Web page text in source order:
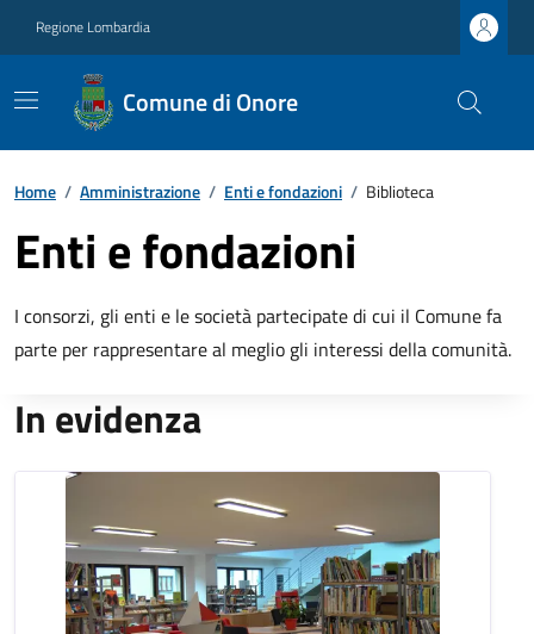
Regione Lombardia
Comune di Onore
Home / Amministrazione / Enti e fondazioni / Biblioteca
Enti e fondazioni
I consorzi, gli enti e le società partecipate di cui il Comune fa
parte per rappresentare al meglio gli interessi della comunità.
In evidenza